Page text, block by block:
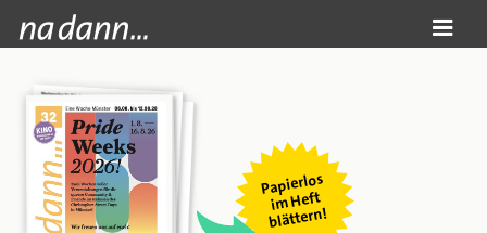
Papierlos
i
m Heft
blättern!